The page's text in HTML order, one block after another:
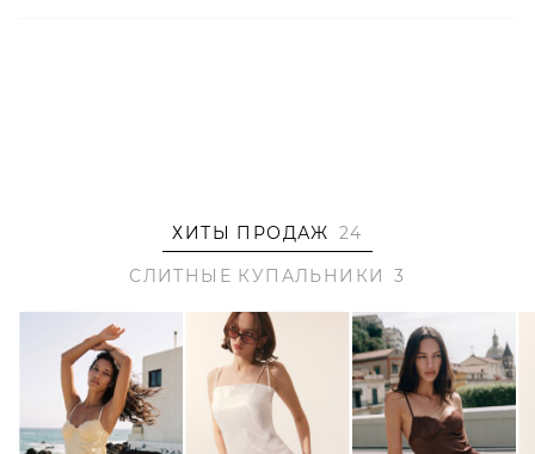
ХИТЫ ПРОДАЖ 24
СЛИТНЫЕ КУПАЛЬНИКИ
3